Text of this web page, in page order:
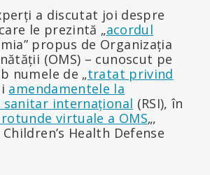
a discutat joi despre
le prezintă „acordul
propus de Organizația
(OMS) – cunoscut pe
numele de „tratat privind
amendamentele la
sanitar internațional (RSI), în
virtuale a OMS„,
Health Defense